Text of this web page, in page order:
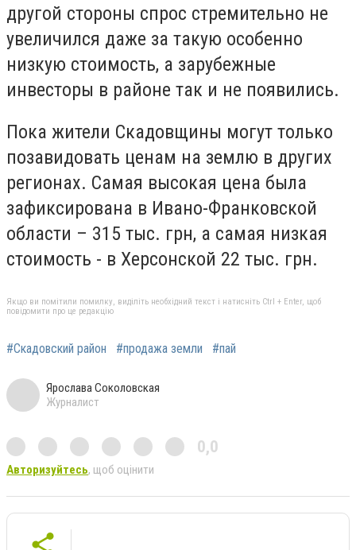
другой стороны спрос стремительно не
увеличился даже за такую особенно
низкую стоимость, а зарубежные
инвесторы в районе так и не появились.
Пока жители Скадовщины могут только
позавидовать ценам на землю в других
регионах. Самая высокая цена была
зафиксирована в Ивано-Франковской
области – 315 тыс. грн, а самая низкая
стоимость - в Херсонской 22 тыс. грн.
Якщо ви помітили помилку, виділіть необхідний текст і натисніть Ctrl + Enter, щоб
повідомити про це редакцію
#Скадовский район #продажа земли #пай
Ярослава Соколовская
Журналист
0,0
Авторизуйтесь, щоб оцінити